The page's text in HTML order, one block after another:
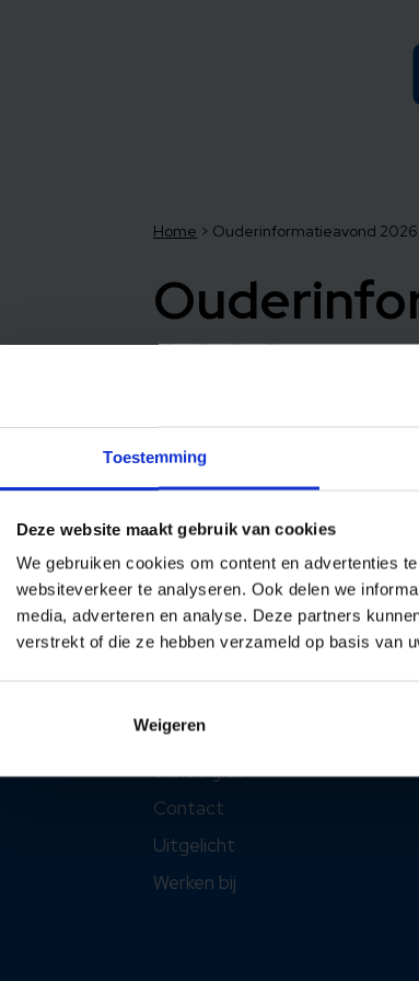
Toestemming
Deze website maakt gebruik van cookies
We gebruiken cookies om content en advertenties
websiteverkeer te analyseren. Ook delen we
media, adverteren en analyse. Deze partners
verstrekt of die ze hebben verzameld op basis van
Weigeren
Home > Ouderinformatieavond 2026
2026
Johannes Bosco
Aanmelden
Schoolgids
Contact
Uitgelicht
Werken bij